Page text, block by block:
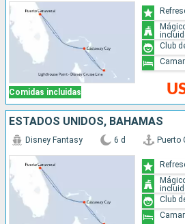
Comidas incluidas
Club
ESTADOS UNIDOS, BAHAMAS
Disney Fantasy 6 d Puerto
Club